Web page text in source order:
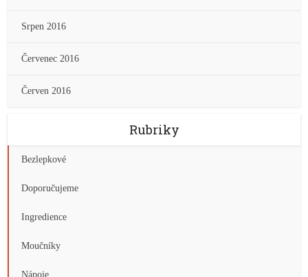
Srpen 2016
Červenec 2016
Červen 2016
Rubriky
Bezlepkové
Doporučujeme
Ingredience
Moučníky
Nápoje